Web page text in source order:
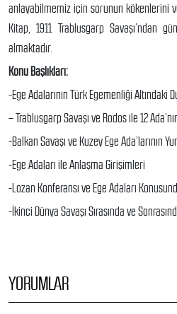
anlayabilmemiz için sorunun kökenlerini
Kitap, 1911 Trablusgarp Savaşı’ndan
almaktadır.
Konu Başlıkları:
-Ege Adalarının Türk Egemenliği Altındaki
– Trablusgarp Savaşı ve Rodos ile 12
-Balkan Savaşı ve Kuzey Ege Ada’larının
-Ege Adaları ile Anlaşma Girişimleri
-Lozan Konferansı ve Ege Adaları
-İkinci Dünya Savaşı Sırasında ve
YORUMLAR